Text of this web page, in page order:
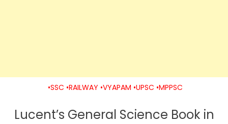
•SSC •RAILWAY •VYAPAM •UPSC •MPPSC
Lucent’s General Science Book in